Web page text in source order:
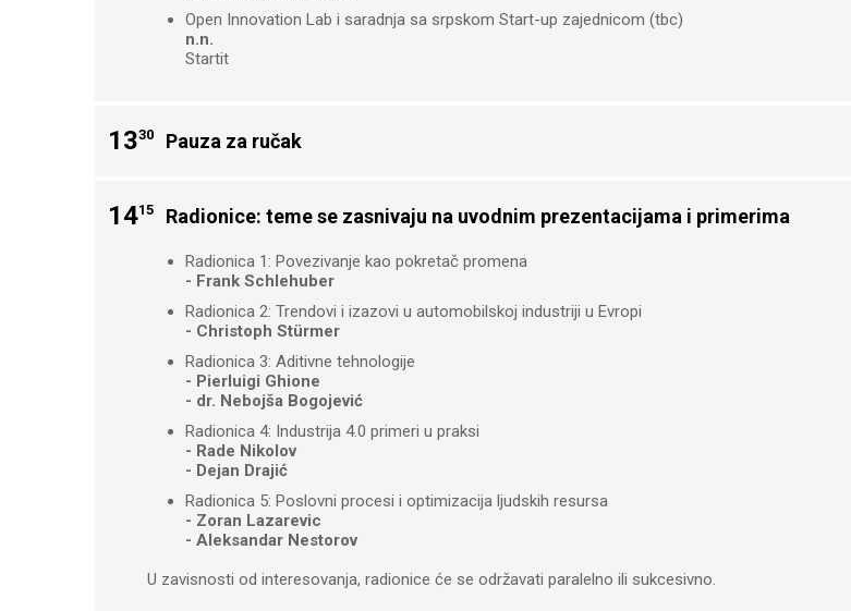
Open Innovation Lab i saradnja sa srpskom Start-up zajednicom (tbc)
n.n.
Startit
1330 Pauza za ručak
1415 Radionice: teme se zasnivaju na uvodnim prezentacijama i primerima
Radionica 1: Povezivanje kao pokretač promena
- Frank Schlehuber
Radionica 2: Trendovi i izazovi u automobilskoj industriji u Evropi
- Christoph Stürmer
Radionica 3: Aditivne tehnologije
- Pierluigi Ghione
- dr. Nebojša Bogojević
Radionica 4: Industrija 4.0 primeri u praksi
- Rade Nikolov
- Dejan Drajić
Radionica 5: Poslovni procesi i optimizacija ljudskih resursa
- Zoran Lazarevic
- Aleksandar Nestorov
U zavisnosti od interesovanja, radionice će se održavati paralelno ili sukcesivno.